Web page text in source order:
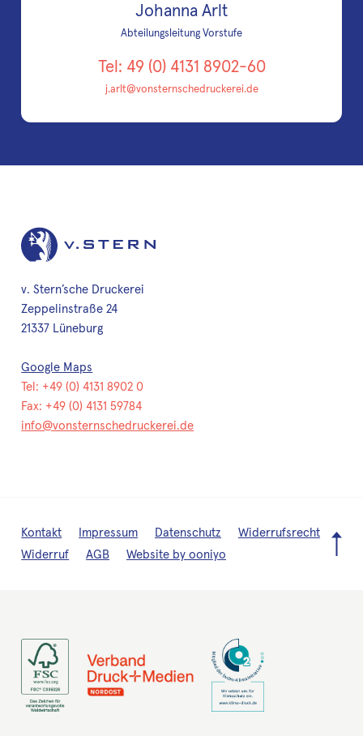
Johanna Arlt
Abteilungsleitung Vorstufe
Tel: 49 (0) 4131 8902-60
j.arlt@vonsternschedruckerei.de
v. Stern’sche Druckerei
Zeppelinstraße 24
21337 Lüneburg
Google Maps
Tel: +49 (0) 4131 8902 0
Fax: +49 (0) 4131 59784
info@vonsternschedruckerei.de
Kontakt Impressum Datenschutz
Widerrufsrecht
Widerruf
AGB Website by ooniyo